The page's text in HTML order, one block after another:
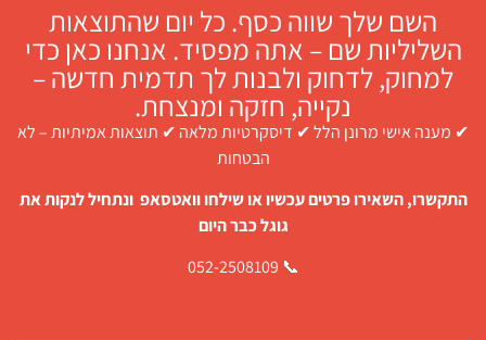
השם שלך שווה כסף. כל יום שהתוצאות
השליליות שם – אתה מפסיד. אנחנו כאן כדי
למחוק, לדחוק ולבנות לך תדמית חדשה –
נקייה, חזקה ומנצחת.
✔ מענה אישי מרונן הלל ✔ דיסקרטיות מלאה ✔ תוצאות אמיתיות – לא
הבטחות
התקשרו, השאירו פרטים עכשיו או שילחו וואטסאפ ונתחיל לנקות את
גוגל כבר היום
📞 052-2508109